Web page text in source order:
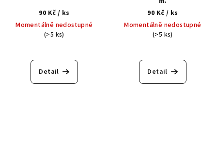
90 Kč / ks
Momentálně nedostupné
(>5 ks)
Detail
90 Kč / ks
Momentálně nedostupné
(>5 ks)
Detail